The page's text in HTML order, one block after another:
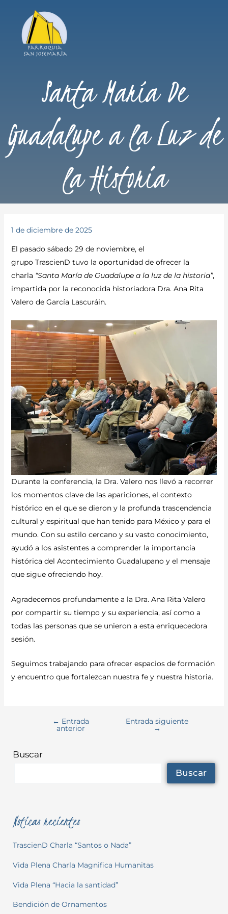
Santa María De
Guadalupe a la Luz de
la Historia
1 de diciembre de 2025
El pasado sábado 29 de noviembre, el
grupo TrascienD tuvo la oportunidad de ofrecer la
charla “Santa María de Guadalupe a la luz de la historia”,
impartida por la reconocida historiadora Dra. Ana Rita
Valero de García Lascuráin.
Durante la conferencia, la Dra. Valero nos llevó a recorrer
los momentos clave de las apariciones, el contexto
histórico en el que se dieron y la profunda trascendencia
cultural y espiritual que han tenido para México y para el
mundo. Con su estilo cercano y su vasto conocimiento,
ayudó a los asistentes a comprender la importancia
histórica del Acontecimiento Guadalupano y el mensaje
que sigue ofreciendo hoy.
Agradecemos profundamente a la Dra. Ana Rita Valero
por compartir su tiempo y su experiencia, así como a
todas las personas que se unieron a esta enriquecedora
sesión.
Seguimos trabajando para ofrecer espacios de formación
y encuentro que fortalezcan nuestra fe y nuestra historia.
← Entrada
anterior
Entrada siguiente
→
Buscar
Buscar
Noticas recientes
TrascienD Charla “Santos o Nada”
Vida Plena Charla Magnifica Humanitas
Vida Plena “Hacia la santidad”
Bendición de Ornamentos